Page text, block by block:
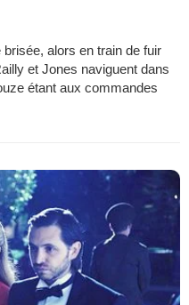
alors en train de fuir
et Jones naviguent dans
étant aux commandes